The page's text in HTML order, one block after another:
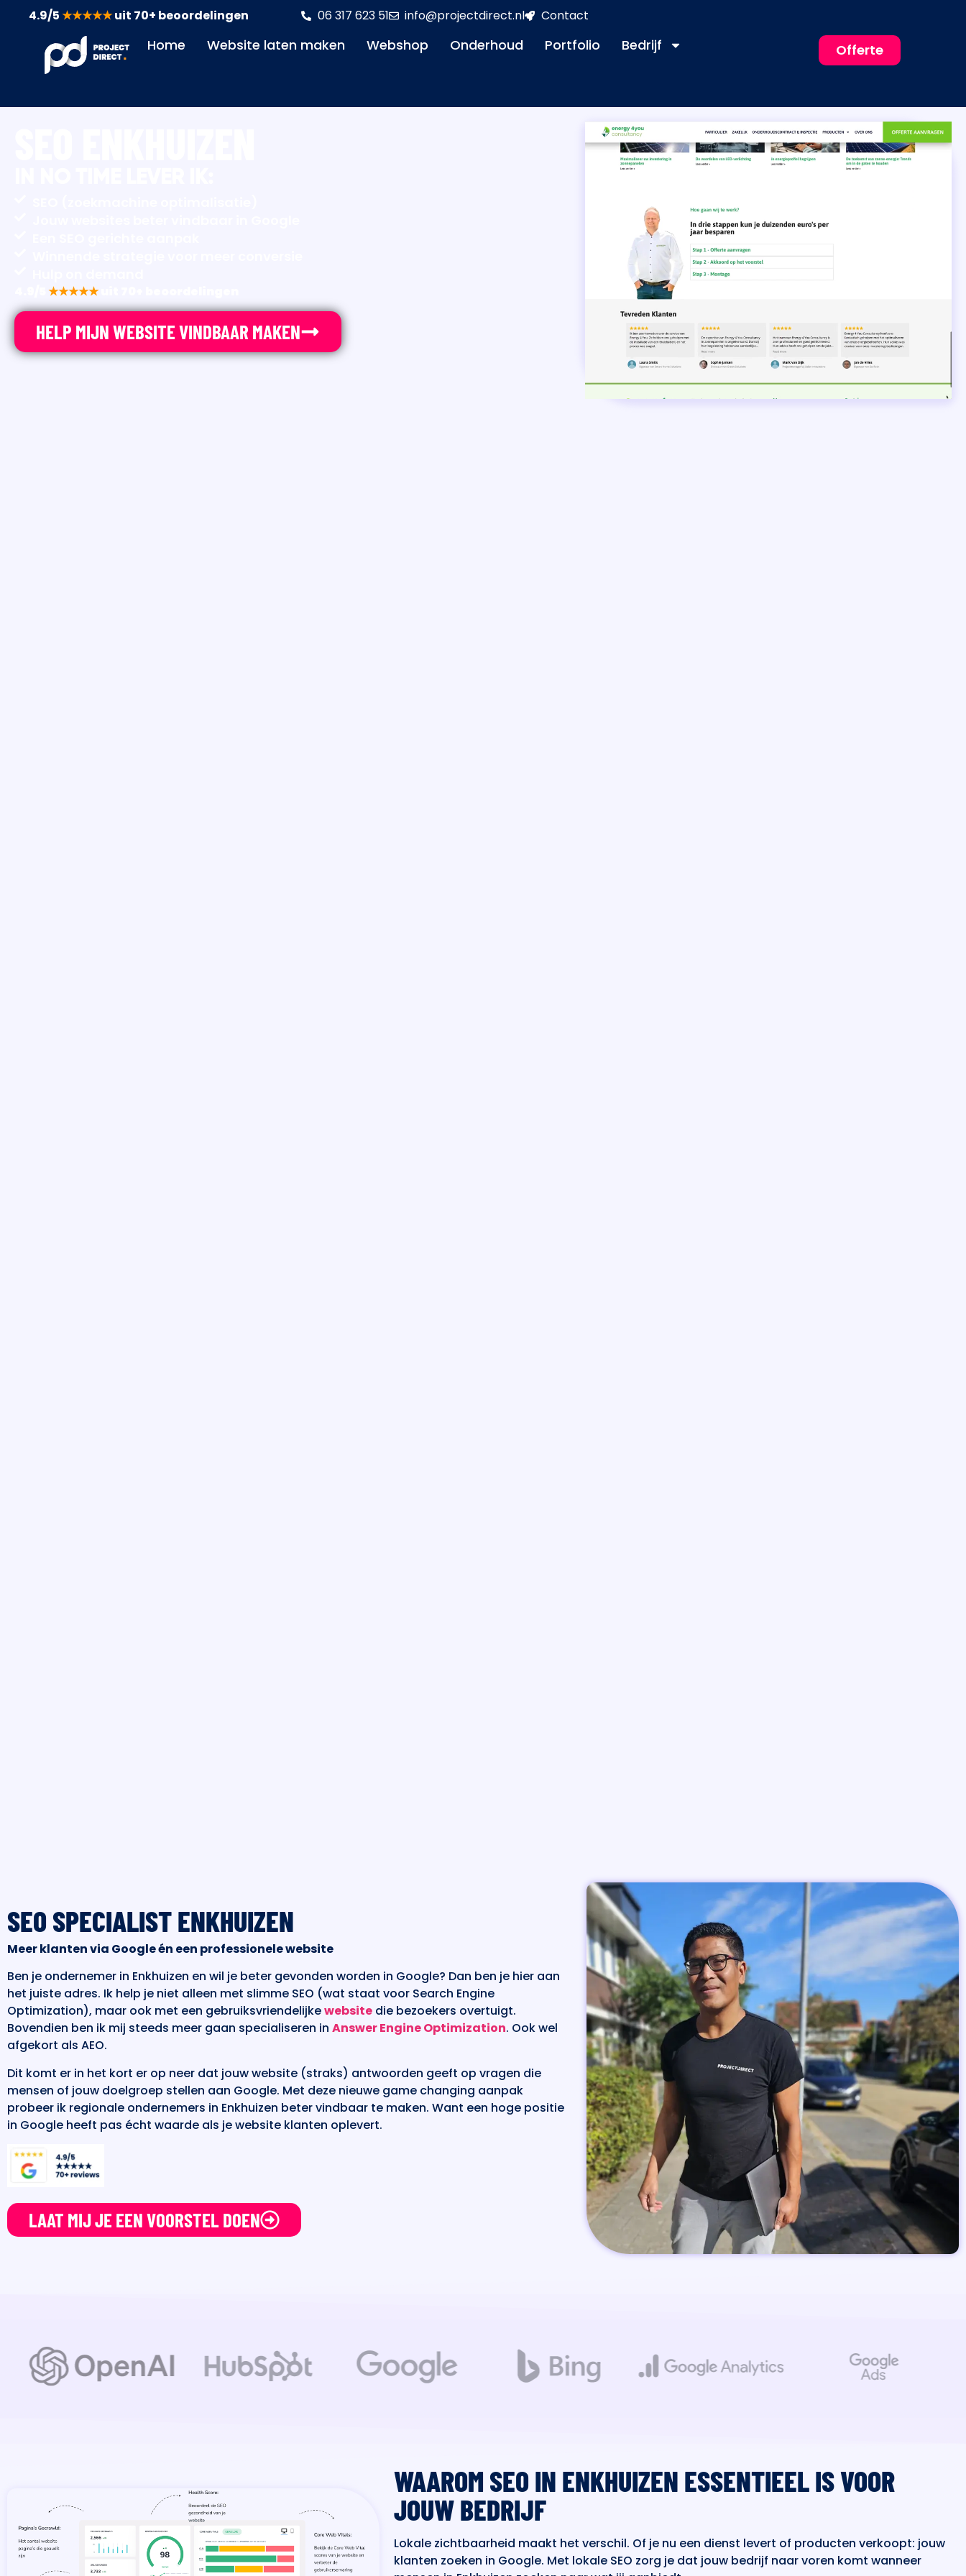
4.9/5★★★★★uit 70+ beoordelingen 06 317 623 51 info@projectdirect.nl Contact
Home Website laten maken Webshop Onderhoud Portfolio Bedrijf Offerte
★★★★★
HELP MIJN WEBSITE VINDBAAR MAKEN
SEO SPECIALIST ENKHUIZEN
Meer klanten via Google én een professionele website
Ben je ondernemer in Enkhuizen en wil je beter gevonden worden in Google? Dan ben je hier aan
het juiste adres. Ik help je niet alleen met slimme SEO (wat staat voor Search Engine
Optimization), maar ook met een gebruiksvriendelijkewebsite die bezoekers overtuigt.
Bovendien ben ik mij steeds meer gaan specialiseren in Answer Engine Optimization. Ook wel
afgekort als AEO.
Dit komt er in het kort er op neer dat jouw website (straks) antwoorden geeft op vragen die
mensen of jouw doelgroep stellen aan Google. Met deze nieuwe game changing aanpak
probeer ik regionale ondernemers in Enkhuizen beter vindbaar te maken. Want een hoge positie
in Google heeft pas écht waarde als je website klanten oplevert.
LAAT MIJ JE EEN VOORSTEL DOEN
WAAROM SEO IN ENKHUIZEN ESSENTIEEL IS VOOR
JOUW BEDRIJF
Lokale zichtbaarheid maakt het verschil. Of je nu een dienst levert of producten verkoopt: jouw
klanten zoeken in Google. Met lokale SEO zorg je dat jouw bedrijf naar voren komt wanneer